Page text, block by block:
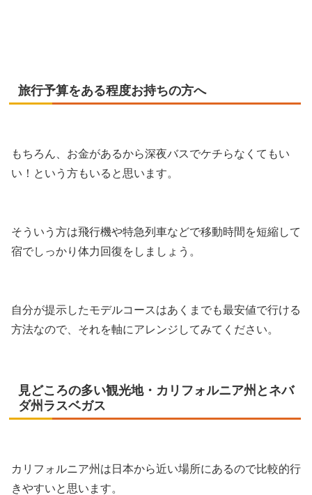
旅行予算をある程度お持ちの方へ
もちろん、お金があるから深夜バスでケチらなくてもい
い！という方もいると思います。
そういう方は飛行機や特急列車などで移動時間を短縮して
宿でしっかり体力回復をしましょう。
自分が提示したモデルコースはあくまでも最安値で行ける
方法なので、それを軸にアレンジしてみてください。
見どころの多い観光地・カリフォルニア州とネバ
ダ州ラスベガス
カリフォルニア州は日本から近い場所にあるので比較的行
きやすいと思います。